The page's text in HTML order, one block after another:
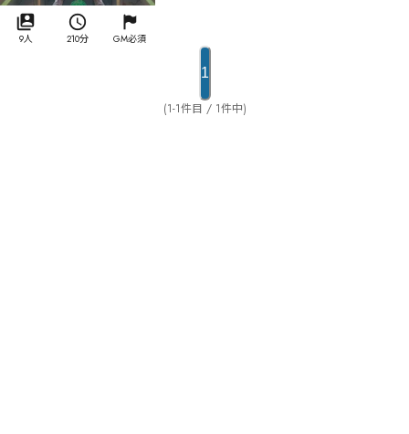
9人 210分 GM必須
街外れにある工場跡地でひっそりと身を潜めるグ
索している筈だったが、一つの事件が起こる事で疑
1
(1-1件目 / 1件中)